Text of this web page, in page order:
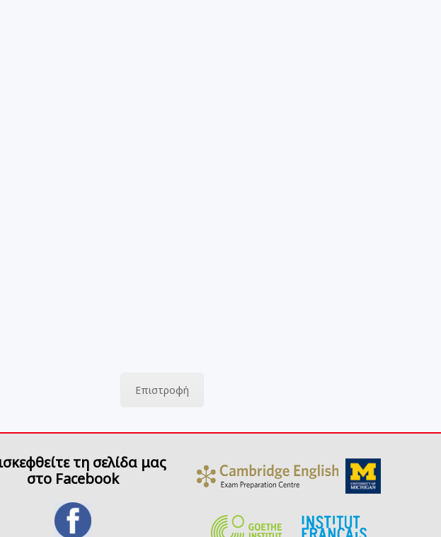
Επιστροφή
τη σελίδα μας
στο Facebook